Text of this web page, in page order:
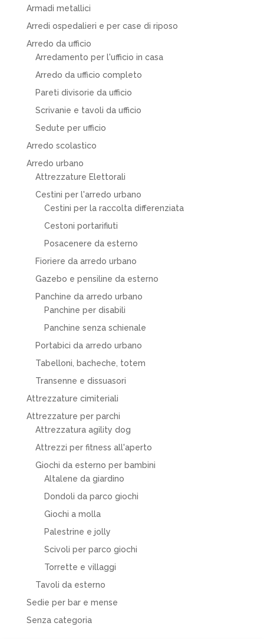
Armadi metallici
Arredi ospedalieri e per case di riposo
Arredo da ufficio
Arredamento per l'ufficio in casa
Arredo da ufficio completo
Pareti divisorie da ufficio
Scrivanie e tavoli da ufficio
Sedute per ufficio
Arredo scolastico
Arredo urbano
Attrezzature Elettorali
Cestini per l'arredo urbano
Cestini per la raccolta differenziata
Cestoni portarifiuti
Posacenere da esterno
Fioriere da arredo urbano
Gazebo e pensiline da esterno
Panchine da arredo urbano
Panchine per disabili
Panchine senza schienale
Portabici da arredo urbano
Tabelloni, bacheche, totem
Transenne e dissuasori
Attrezzature cimiteriali
Attrezzature per parchi
Attrezzatura agility dog
Attrezzi per fitness all'aperto
Giochi da esterno per bambini
Altalene da giardino
Dondoli da parco giochi
Giochi a molla
Palestrine e jolly
Scivoli per parco giochi
Torrette e villaggi
Tavoli da esterno
Sedie per bar e mense
Senza categoria